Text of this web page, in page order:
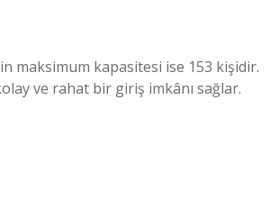
maksimum kapasitesi ise 153 kişidir.
ve rahat bir giriş imkânı sağlar.